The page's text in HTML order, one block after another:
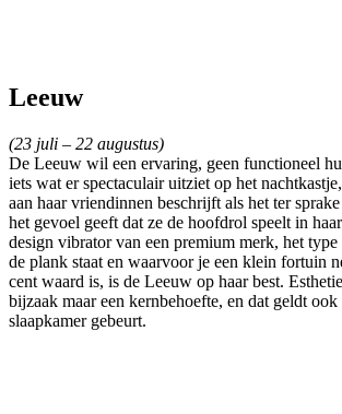
Leeuw
(23 juli – 22 augustus)
De Leeuw wil een ervaring, geen functioneel
iets wat er spectaculair uitziet op het
aan haar vriendinnen beschrijft als het ter
het gevoel geeft dat ze de hoofdrol speelt in
design vibrator van een premium merk, het
de plank staat en waarvoor je een klein fortuin
cent waard is, is de Leeuw op haar best.
bijzaak maar een kernbehoefte, en dat geldt
slaapkamer gebeurt.